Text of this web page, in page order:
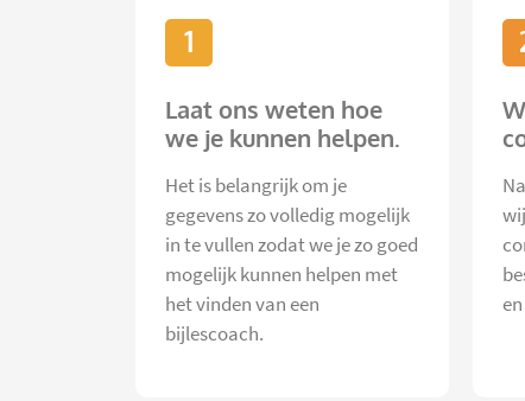
1
Laat ons weten hoe
we je kunnen helpen.
Het is belangrijk om je
gegevens zo volledig mogelijk
in te vullen zodat we je zo goed
mogelijk kunnen helpen met
het vinden van een
bijlescoach.